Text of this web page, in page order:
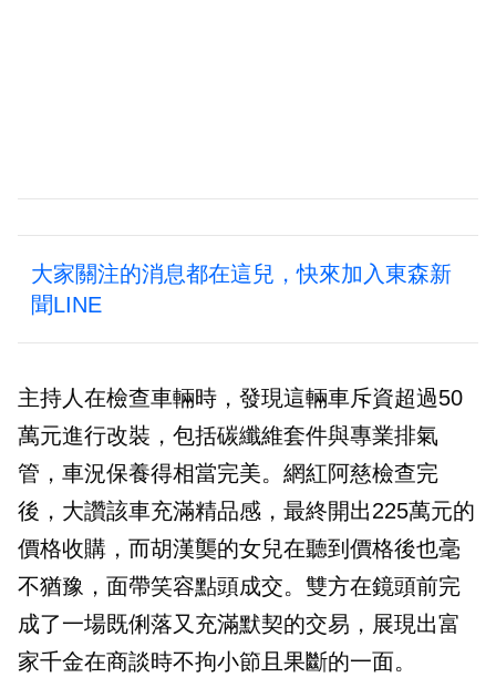
大家關注的消息都在這兒，快來加入東森新
聞LINE
主持人在檢查車輛時，發現這輛車斥資超過50
萬元進行改裝，包括碳纖維套件與專業排氣
管，車況保養得相當完美。網紅阿慈檢查完
後，大讚該車充滿精品感，最終開出225萬元的
價格收購，而胡漢龑的女兒在聽到價格後也毫
不猶豫，面帶笑容點頭成交。雙方在鏡頭前完
成了一場既俐落又充滿默契的交易，展現出富
家千金在商談時不拘小節且果斷的一面。